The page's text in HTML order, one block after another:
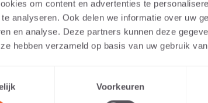
om content en advertenties te
analyseren. Ook delen we informatie over uw
en analyse. Deze partners kunnen deze
hebben verzameld op basis van uw gebruik
Voorkeuren
kleuren:
voor: